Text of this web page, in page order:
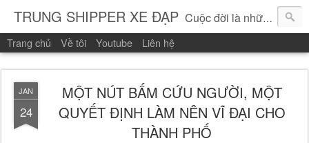
TRUNG SHIPPER XE ĐẠP Cuộc đời là những vòng quay!
Trang chủ Về tôi Youtube Liên hệ
JAN
24
MỘT NÚT BẤM CỨU NGƯỜI, MỘT
QUYẾT ĐỊNH LÀM NÊN VĨ ĐẠI CHO
THÀNH PHỐ